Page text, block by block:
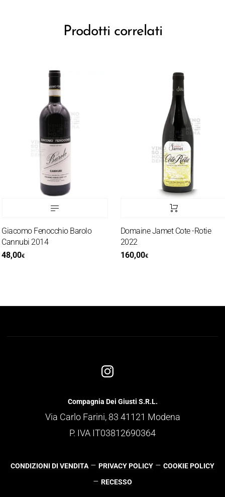
Prodotti correlati
Fenocchio Barolo
2014
€
Domaine Jamet Cote -Rotie
2022
160,00€
Compagnia Dei Giusti S.R.L.
Via Carlo Farini, 83 41121 Modena
P. IVA IT03812690364
CONDIZIONI DI VENDITA – PRIVACY POLICY – COOKIE POLICY
– RECESSO